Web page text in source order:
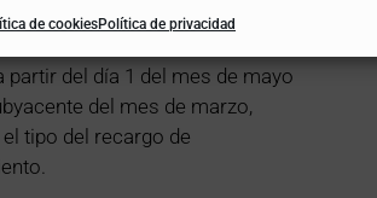
de cookiesPolítica de privacidad
será del 0 por ciento.
del día 1 del mes de mayo
del mes de marzo,
tipo del recargo de